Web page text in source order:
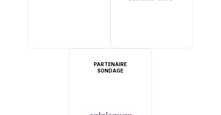
PARTENAIRE
SONDAGE